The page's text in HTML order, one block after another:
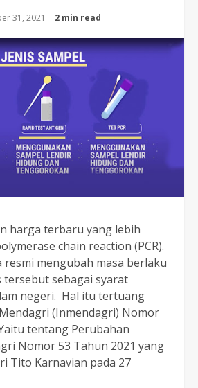
31, 2021 2 min read
harga terbaru yang lebih
chain reaction (PCR).
resmi mengubah masa berlaku
tersebut sebagai syarat
negeri. Hal itu tertuang
(Inmendagri) Nomor
tentang Perubahan
Nomor 53 Tahun 2021 yang
Tito Karnavian pada 27